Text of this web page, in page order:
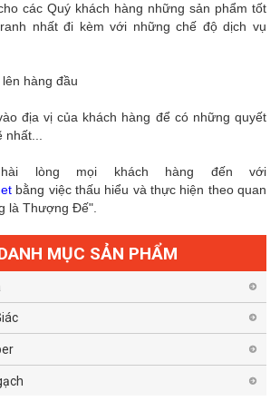
các Quý khách hàng những sản phẩm tốt
nhất đi kèm với những chế độ dịch vụ
hàng đầu
địa vị của khách hàng để có những quyết
lòng mọi khách hàng đến với
bằng việc thấu hiểu và thực hiện theo quan
là Thượng Đế".
MỤC SẢN PHẨM